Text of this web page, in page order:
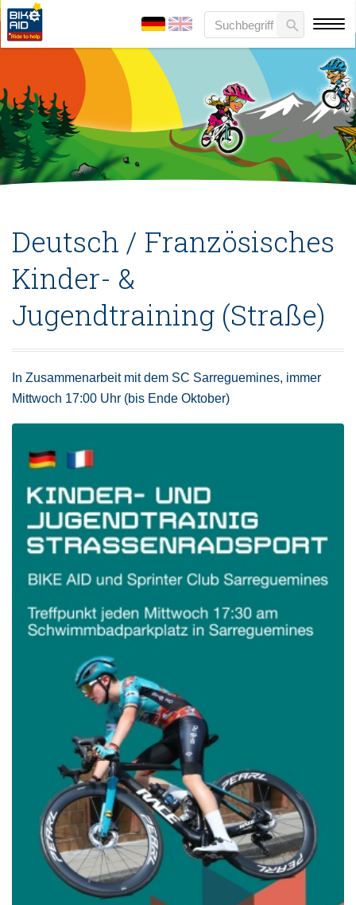
Deutsch / Französisches
Kinder- &
Jugendtraining (Straße)
In Zusammenarbeit mit dem SC Sarreguemines, immer
Mittwoch 17:00 Uhr (bis Ende Oktober)